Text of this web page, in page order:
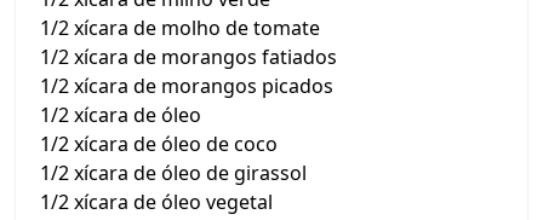
1/2 xícara de molho de tomate
1/2 xícara de morangos fatiados
1/2 xícara de morangos picados
1/2 xícara de óleo
1/2 xícara de óleo de coco
1/2 xícara de óleo de girassol
1/2 xícara de óleo vegetal